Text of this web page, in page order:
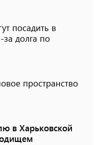
посадить в
долга по
пространство
в Харьковской